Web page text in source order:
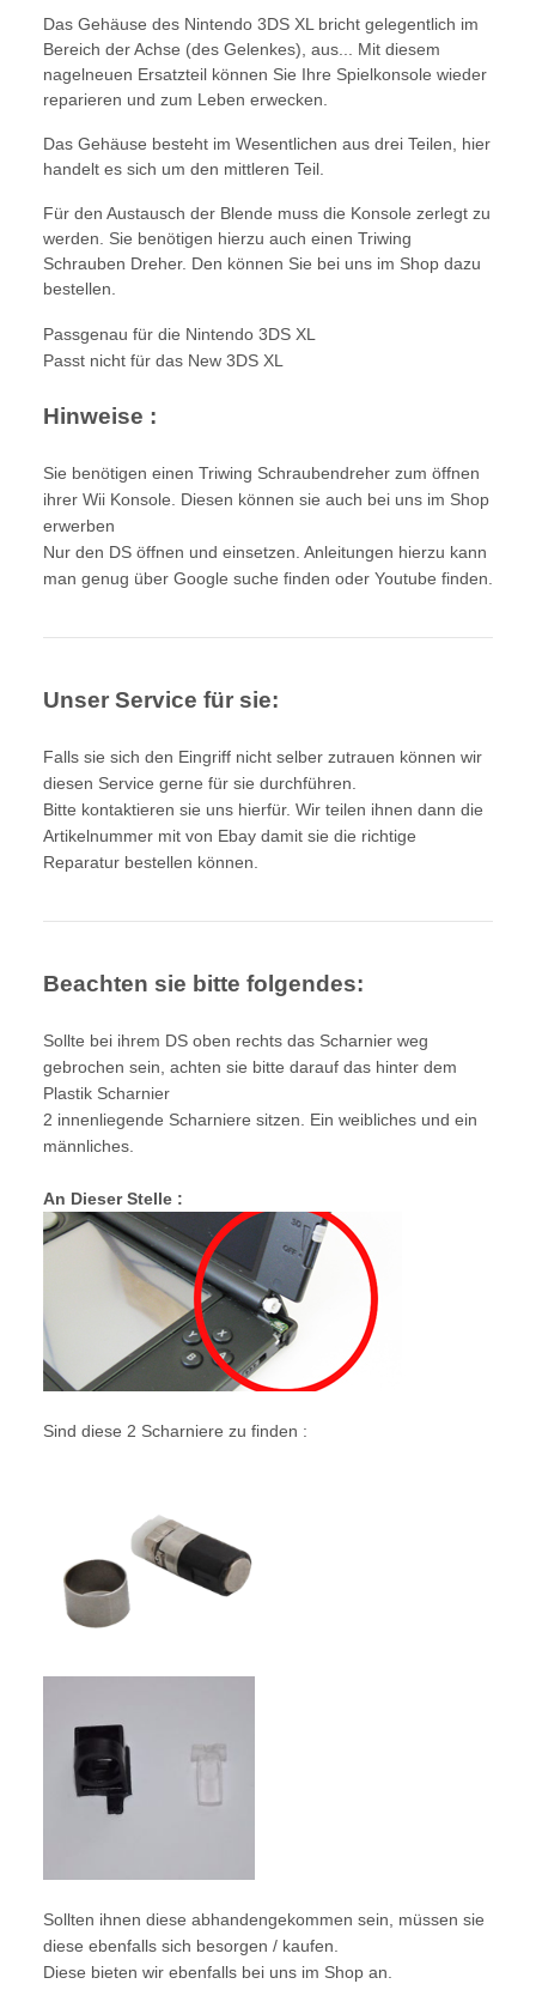
Das Gehäuse des Nintendo 3DS XL bricht gelegentlich im
Bereich der Achse (des Gelenkes), aus... Mit diesem
nagelneuen Ersatzteil können Sie Ihre Spielkonsole wieder
reparieren und zum Leben erwecken.
Das Gehäuse besteht im Wesentlichen aus drei Teilen, hier
handelt es sich um den mittleren Teil.
Für den Austausch der Blende muss die Konsole zerlegt zu
werden. Sie benötigen hierzu auch einen Triwing
Schrauben Dreher. Den können Sie bei uns im Shop dazu
bestellen.
Passgenau für die Nintendo 3DS XL
Passt nicht für das New 3DS XL
Hinweise :
Sie benötigen einen Triwing Schraubendreher zum öffnen
ihrer Wii Konsole. Diesen können sie auch bei uns im Shop
erwerben
Nur den DS öffnen und einsetzen. Anleitungen hierzu kann
man genug über Google suche finden oder Youtube finden.
Unser Service für sie:
Falls sie sich den Eingriff nicht selber zutrauen können wir
diesen Service gerne für sie durchführen.
Bitte kontaktieren sie uns hierfür. Wir teilen ihnen dann die
Artikelnummer mit von Ebay damit sie die richtige
Reparatur bestellen können.
Beachten sie bitte folgendes:
Sollte bei ihrem DS oben rechts das Scharnier weg
gebrochen sein, achten sie bitte darauf das hinter dem
Plastik Scharnier
2 innenliegende Scharniere sitzen. Ein weibliches und ein
männliches.
An Dieser Stelle :
Sind diese 2 Scharniere zu finden :
Sollten ihnen diese abhandengekommen sein, müssen sie
diese ebenfalls sich besorgen / kaufen.
Diese bieten wir ebenfalls bei uns im Shop an.